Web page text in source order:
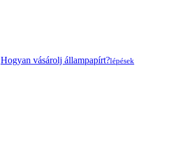
Hogyan vásárolj állampapírt?lépések